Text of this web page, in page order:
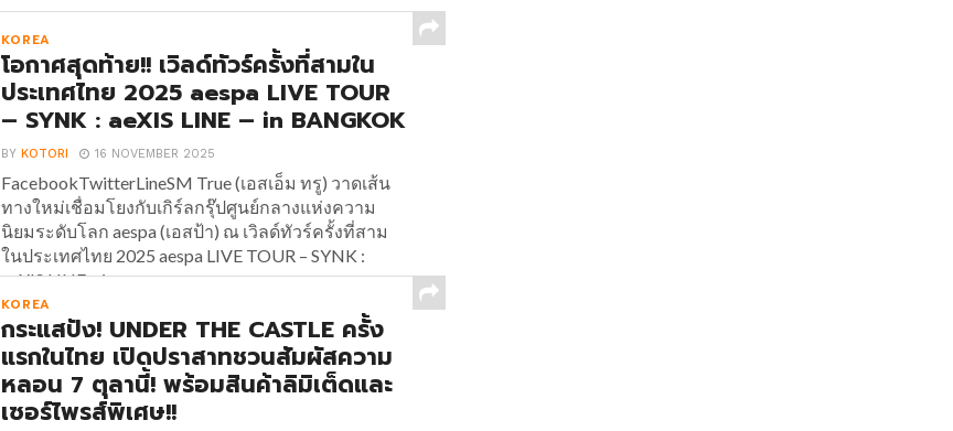
KOREA
โอกาศสุดท้าย!! เวิลด์ทัวร์ครั้งที่สามใน
ประเทศไทย 2025 aespa LIVE TOUR
– SYNK : aeXIS LINE – in BANGKOK
BYKOTORI 16 NOVEMBER 2025
FacebookTwitterLineSM True (เอสเอ็ม ทรู) วาดเส้น
ทางใหม่เชื่อมโยงกับเกิร์ลกรุ๊ปศูนย์กลางแห่งความ
นิยมระดับโลก aespa (เอสป้า) ณ เวิลด์ทัวร์ครั้งที่สาม
ในประเทศไทย 2025 aespa LIVE TOUR – SYNK :
aeXIS LINE – in...
KOREA
กระแสปัง! UNDER THE CASTLE ครั้ง
แรกในไทย เปิดปราสาทชวนสัมผัสความ
หลอน 7 ตุลานี้! พร้อมสินค้าลิมิเต็ดและ
เซอร์ไพรส์พิเศษ!!